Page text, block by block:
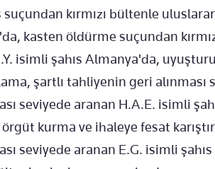
kırmızı bültenle
kasten öldürme suçundan
isimli şahıs Almanya'da,
şartlı tahliyenin geri alınması
seviyede aranan H.A.E. isimli
örgüt kurma ve ihaleye fesat
seviyede aranan E.G. isimli